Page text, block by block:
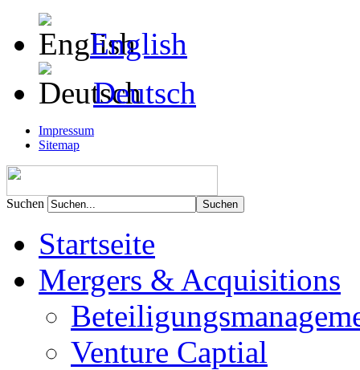
English
Deutsch
Impressum
Sitemap
Suchen
Startseite
Mergers & Acquisitions
Venture Captial